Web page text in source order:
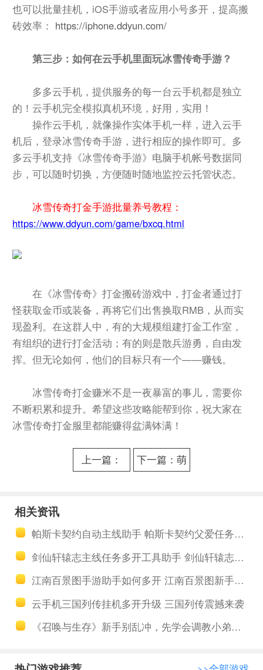
也可以批量挂机，iOS手游或者应用小号多开，提高搬
砖效率： https://iphone.ddyun.com/
第三步：如何在云手机里面玩冰雪传奇手游？
多多云手机，提供服务的每一台云手机都是独立
的！云手机完全模拟真机环境，好用，实用！
操作云手机，就像操作实体手机一样，进入云手
机后，登录冰雪传奇手游，进行相应的操作即可。多
多云手机支持《冰雪传奇手游》电脑手机帐号数据同
步，可以随时切换，方便随时随地监控云托管状态。
冰雪传奇打金手游批量养号教程：
https://www.ddyun.com/game/bxcq.html
在《冰雪传奇》打金搬砖游戏中，打金者通过打
怪获取金币或装备，再将它们出售换取RMB，从而实
现盈利。在这群人中，有的大规模组建打金工作室，
有组织的进行打金活动；有的则是散兵游勇，自由发
挥。但无论如何，他们的目标只有一个——赚钱。
冰雪传奇打金赚米不是一夜暴富的事儿，需要你
不断积累和提升。希望这些攻略能帮到你，祝大家在
冰雪传奇打金服里都能赚得盆满钵满！
上一篇：
推荐攻略
下一篇：萌
相关资讯
帕斯卡契约自动主线助手 帕斯卡契约父爱任务怎么做
剑仙轩辕志主线任务多开工具助手 剑仙轩辕志神之化形隐藏诱敌
江南百景图手游助手如何多开 江南百景图新手入门指南
云手机三国列传挂机多开升级 三国列传震撼来袭
《召唤与生存》新手别乱冲，先学会调教小弟和配阵容